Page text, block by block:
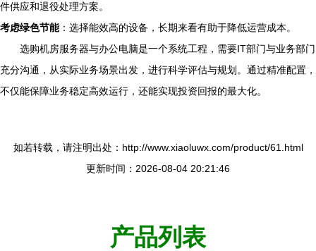
件供应和退役处理方案。
考虑绿色节能：选择能效高的设备，长期来看有助于降低运营成本。
选购机房服务器与办公电脑是一个系统工程，需要IT部门与业务部门
充分沟通，从实际业务场景出发，进行科学评估与规划。通过精准配置，
不仅能保障业务稳定高效运行，还能实现投资回报的最大化。
如若转载，请注明出处：http://www.xiaoluwx.com/product/61.html
更新时间：2026-08-04 20:21:46
产品列表